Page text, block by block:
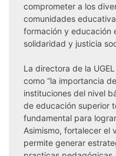
comprometer a los
comunidades
formación y educación
solidaridad y justicia
La directora de la
como “la importancia
instituciones del nivel
de educación superior
fundamental para
Asimismo, fortalecer el
permite generar